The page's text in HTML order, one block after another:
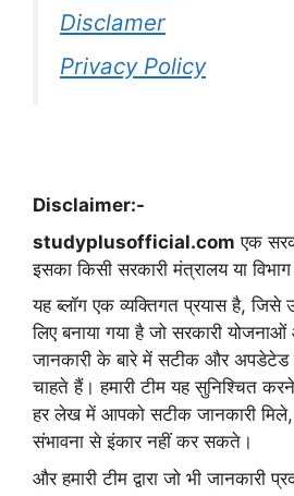
Disclamer
Privacy Policy
Disclaimer:-
studyplusofficial.com एक
इसका किसी सरकारी मंत्रालय या
यह ब्लॉग एक व्यक्तिगत प्रयास है, जिसे
लिए बनाया गया है जो सरकारी
जानकारी के बारे में सटीक और अपडेटेड
चाहते हैं। हमारी टीम यह सुनिश्चित
हर लेख में आपको सटीक जानकारी
संभावना से इंकार नहीं कर सकते।
और हमारी टीम द्वारा जो भी जानकारी